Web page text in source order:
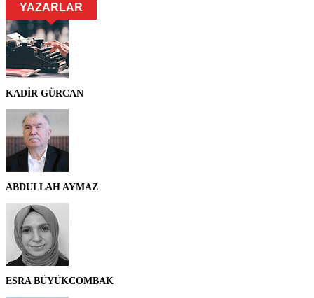
YAZARLAR
KADİR GÜRCAN
ABDULLAH AYMAZ
ESRA BÜYÜKCOMBAK